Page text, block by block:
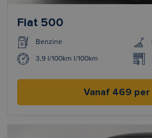
Fiat 500
Benzine
3,9 l/100km l/100km
Vanaf 469 per